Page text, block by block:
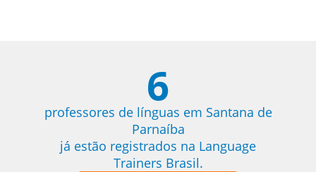
6
professores de línguas em Santana de
Parnaíba
já estão registrados na Language
Trainers Brasil.